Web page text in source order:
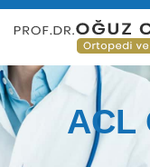
ACL